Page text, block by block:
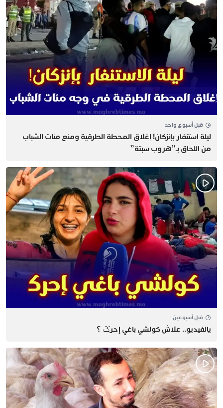
قبل أسبوع واحد
​ليلة استنفار بإنزكان! إغلاق المحطة الطرقية ومنع مئات الشباب
من اللحاق بـ”هروب سبتة”
قبل أسبوعين
يالفيديو.. علاش كولشي باغي إحرݣ ؟